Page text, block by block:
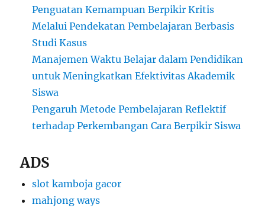
Penguatan Kemampuan Berpikir Kritis
Melalui Pendekatan Pembelajaran Berbasis
Studi Kasus
Manajemen Waktu Belajar dalam Pendidikan
untuk Meningkatkan Efektivitas Akademik
Siswa
Pengaruh Metode Pembelajaran Reflektif
terhadap Perkembangan Cara Berpikir Siswa
ADS
slot kamboja gacor
mahjong ways